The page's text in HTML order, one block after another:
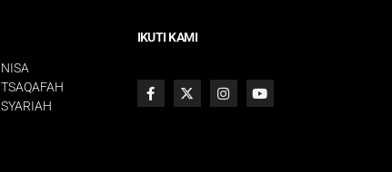
NISA
TSAQAFAH
SYARIAH
IKUTI KAMI